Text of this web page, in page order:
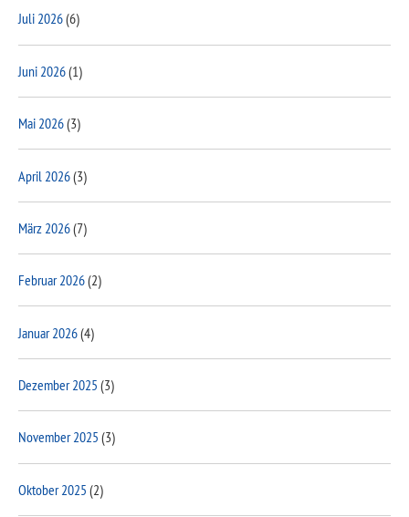
Juli 2026(6)
Juni 2026(1)
Mai 2026(3)
April 2026(3)
März 2026(7)
Februar 2026(2)
Januar 2026(4)
Dezember 2025 (3)
November 2025 (3)
Oktober 2025 (2)